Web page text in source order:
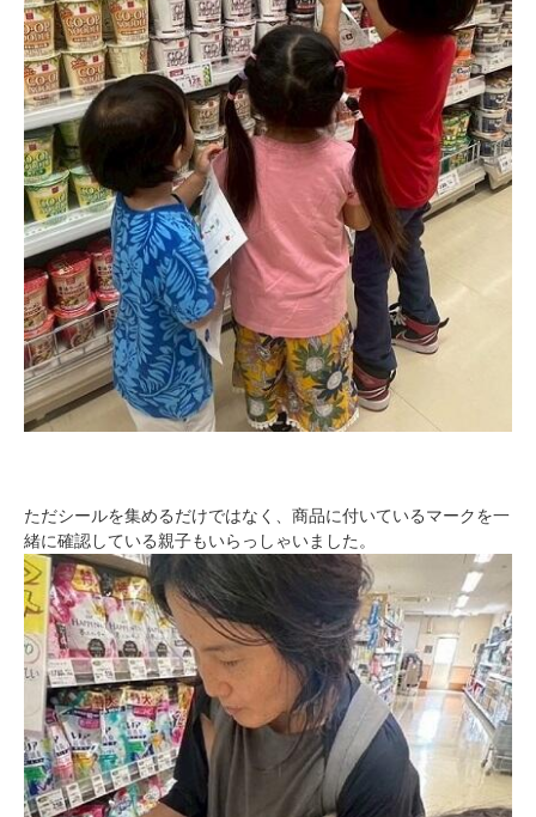
ただシールを集めるだけではなく、商品に付いているマークを一
緒に確認している親子もいらっしゃいました。